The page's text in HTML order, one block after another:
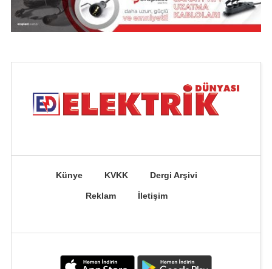
Künye KVKK Dergi Arşivi
Reklam İletişim